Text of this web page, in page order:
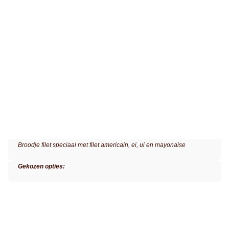
Broodje filet speciaal met filet americain, ei, ui en mayonaise
Gekozen opties: